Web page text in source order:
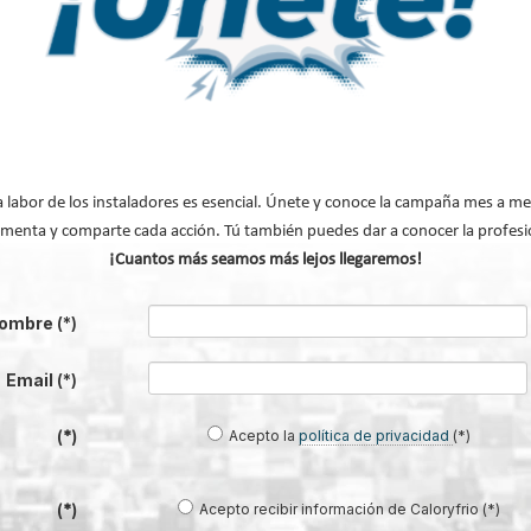
Hispano-Alemana de
El gran éxito
la biomasa térmica en
labor de los instaladores es esencial. Únete y conoce la campaña mes a
y comparte cada acción. Tú también puedes dar a conocer la
¡Cuantos más seamos más lejos llegaremos!
(*)
Email (*)
(*) Acepto lapolítica de privacidad (*)
(*) Acepto recibir información de Caloryfrio (*)